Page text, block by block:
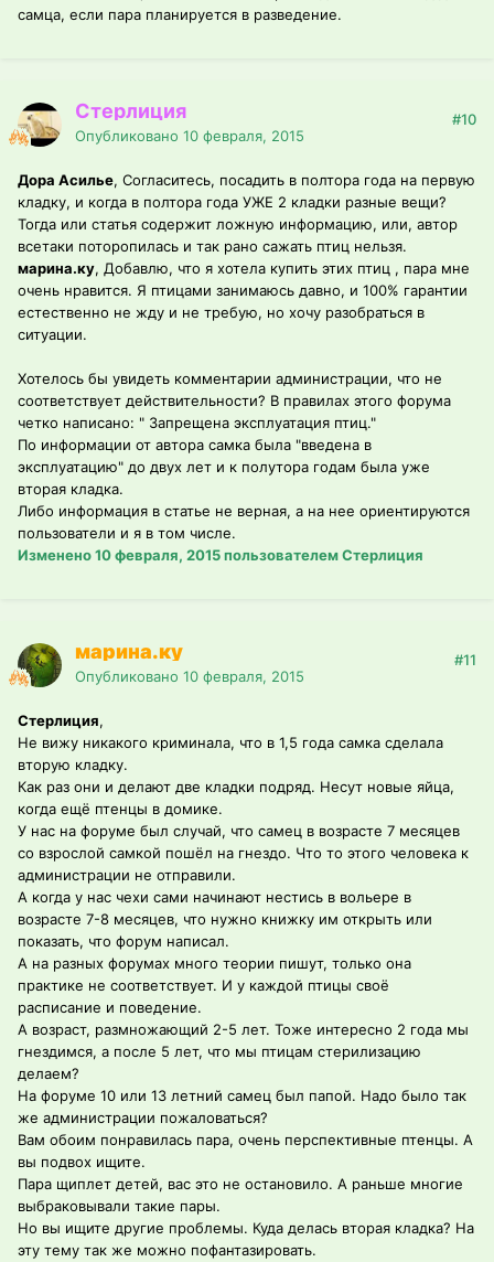
самца, если пара планируется в разведение.
Стерлиция
Опубликовано 10 февраля, 2015
#10
Дора Асилье, Согласитесь, посадить в полтора года на первую
кладку, и когда в полтора года УЖЕ 2 кладки разные вещи?
Тогда или статья содержит ложную информацию, или, автор
всетаки поторопилась и так рано сажать птиц нельзя.
марина.ку, Добавлю, что я хотела купить этих птиц , пара мне
очень нравится. Я птицами занимаюсь давно, и 100% гарантии
естественно не жду и не требую, но хочу разобраться в
ситуации.
Хотелось бы увидеть комментарии администрации, что не
соответствует действительности? В правилах этого форума
четко написано: " Запрещена эксплуатация птиц."
По информации от автора самка была "введена в
эксплуатацию" до двух лет и к полутора годам была уже
вторая кладка.
Либо информация в статье не верная, а на нее ориентируются
пользователи и я в том числе.
Изменено10 февраля, 2015пользователем Стерлиция
марина.ку
Опубликовано 10 февраля, 2015
#11
Стерлиция,
Не вижу никакого криминала, что в 1,5 года самка сделала
вторую кладку.
Как раз они и делают две кладки подряд. Несут новые яйца,
когда ещё птенцы в домике.
У нас на форуме был случай, что самец в возрасте 7 месяцев
со взрослой самкой пошёл на гнездо. Что то этого человека к
администрации не отправили.
А когда у нас чехи сами начинают нестись в вольере в
возрасте 7-8 месяцев, что нужно книжку им открыть или
показать, что форум написал.
А на разных форумах много теории пишут, только она
практике не соответствует. И у каждой птицы своё
расписание и поведение.
А возраст, размножающий 2-5 лет. Тоже интересно 2 года мы
гнездимся, а после 5 лет, что мы птицам стерилизацию
делаем?
На форуме 10 или 13 летний самец был папой. Надо было так
же администрации пожаловаться?
Вам обоим понравилась пара, очень перспективные птенцы. А
вы подвох ищите.
Пара щиплет детей, вас это не остановило. А раньше многие
выбраковывали такие пары.
Но вы ищите другие проблемы. Куда делась вторая кладка? На
эту тему так же можно пофантазировать.